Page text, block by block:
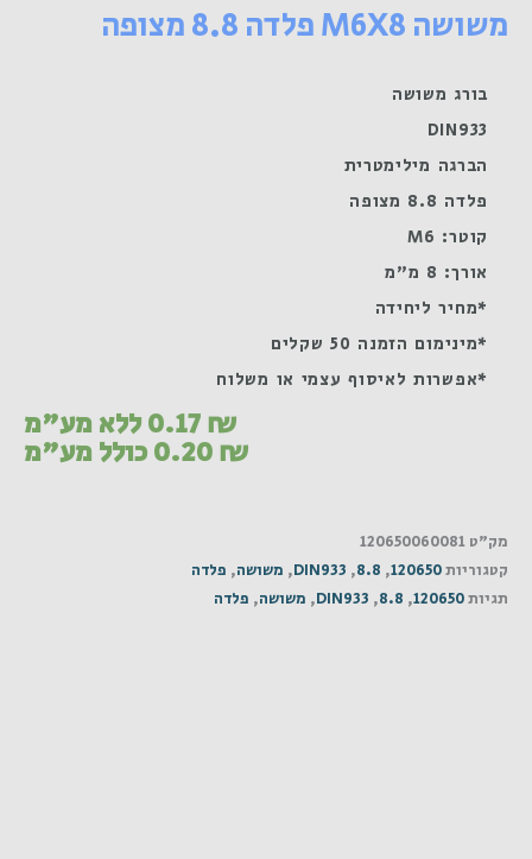
8.8
משושה M6X8 פלדה 8.8 מצופה
בורג משושה
DIN933
הברגה מילימטרית
פלדה 8.8 מצופה
קוטר: M6
אורך: 8 מ"מ
*מחיר ליחידה
*מינימום הזמנה 50 שקלים
*אפשרות לאיסוף עצמי או משלוח
0.17₪ ללא מע"מ
0.20₪ כולל מע"מ
מק"ט 120650060081
קטגוריות120650
,
8.8
,
DIN933
, משושה, פלדה
תגיות120650
,
8.8
,
DIN933
, משושה, פלדה